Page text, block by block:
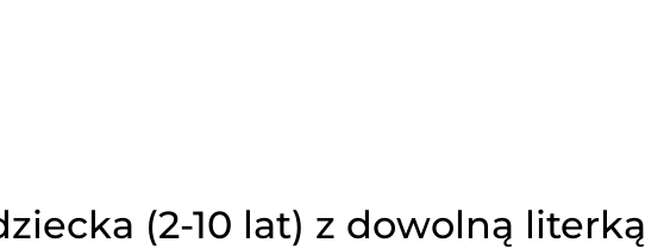
(2-10 lat) z dowolną literką